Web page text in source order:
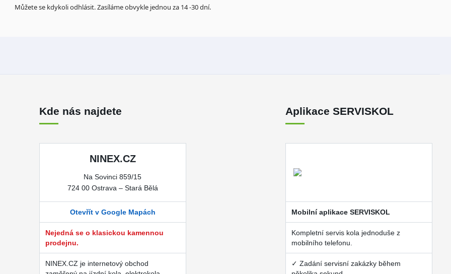
Můžete se kdykoli odhlásit. Zasíláme obvykle jednou za 14 -30 dní.
Kde nás najdete
NINEX.CZ
Na Sovinci 859/15
724 00 Ostrava – Stará Bělá
Otevřít v Google Mapách
Nejedná se o klasickou kamennou
prodejnu.
NINEX.CZ je internetový obchod
Aplikace SERVISKOL
Mobilní aplikace SERVISKOL
Kompletní servis kola jednoduše z
mobilního telefonu.
✓ Zadání servisní zakázky během